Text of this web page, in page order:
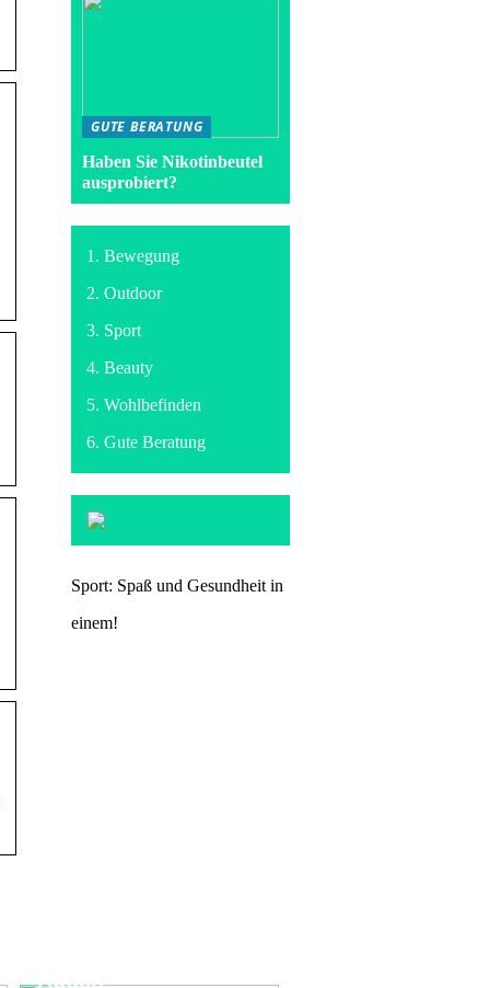
GUTE BERATUNG
Haben Sie Nikotinbeutel
ausprobiert?
Bewegung
Outdoor
Sport
Beauty
Wohlbefinden
Gute Beratung
Sport: Spaß und Gesundheit in
einem!
Augen